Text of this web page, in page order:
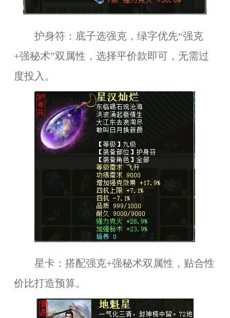
护身符：底子选强克，绿字优先“强克
+强秘术”双属性，选择平价款即可，无需过
度投入。
星卡：搭配强克+强秘术双属性，贴合性
价比打造预算。